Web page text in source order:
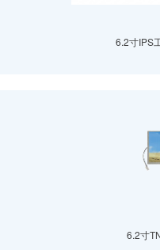
6.2寸IPS
6.2寸